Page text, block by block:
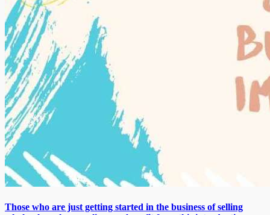
Those who are just getting started in the business of selling